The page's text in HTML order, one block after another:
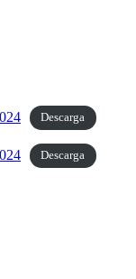
Descarga
Descarga